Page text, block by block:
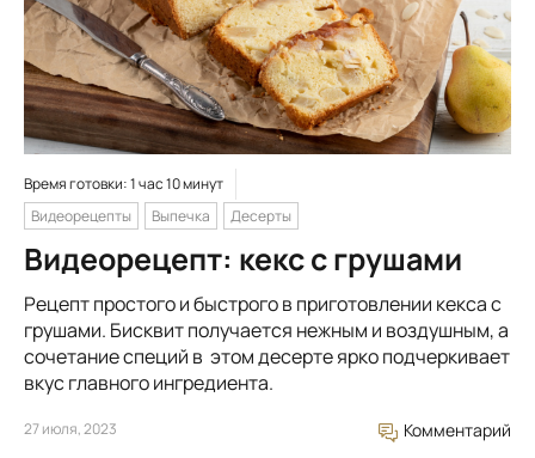
Время готовки: 1 час 10 минут
Видеорецепты
Выпечка Десерты
Видеорецепт: кекс с грушами
Рецепт простого и быстрого в приготовлении кекса с
грушами. Бисквит получается нежным и воздушным, а
сочетание специй в этом десерте ярко подчеркивает
вкус главного ингредиента.
27 июля, 2023 Комментарий